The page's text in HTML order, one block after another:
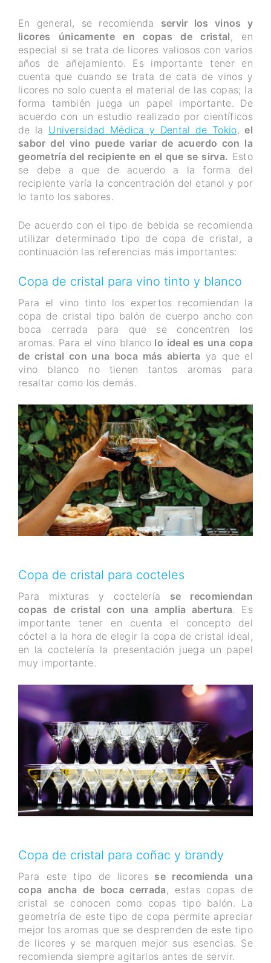
En general, se recomienda servir los vinos y
licores únicamente en copas de cristal , en
especial si se trata de licores valiosos con varios
años de añejamiento. Es importante tener en
cuenta que cuando se trata de cata de vinos y
licores no solo cuenta el material de las copas; la
forma también juega un papel importante. De
acuerdo con un estudio realizado por científicos
de la Universidad Médica y Dental de Tokio,el
sabor del vino puede variar de acuerdo con la
geometría del recipiente en el que se sirva. Esto
se debe a que de acuerdo a la forma del
recipiente varía la concentración del etanol y por
lo tanto los sabores.
De acuerdo con el tipo de bebida se recomienda
utilizar determinado tipo de copa de cristal, a
continuación las referencias más importantes:
Copa de cristal para vino tinto y blanco
Para el vino tinto los expertos recomiendan la
copa de cristal tipo balón de cuerpo ancho con
boca cerrada para que se concentren los
aromas. Para el vino blancolo ideal es una copa
de cristal con una boca más abierta ya que el
vino blanco no tienen tantos aromas para
resaltar como los demás.
Copa de cristal para cocteles
Para mixturas y coctelería se recomiendan
copas de cristal con una amplia abertura. Es
importante tener en cuenta el concepto del
cóctel a la hora de elegir la copa de cristal ideal,
en la coctelería la presentación juega un papel
muy importante.
Copa de cristal para coñac y brandy
Para este tipo de licores se recomienda una
copa ancha de boca cerrada , estas copas de
cristal se conocen como copas tipo balón. La
geometría de este tipo de copa permite apreciar
mejor los aromas que se desprenden de este tipo
de licores y se marquen mejor sus esencias. Se
recomienda siempre agitarlos antes de servir.